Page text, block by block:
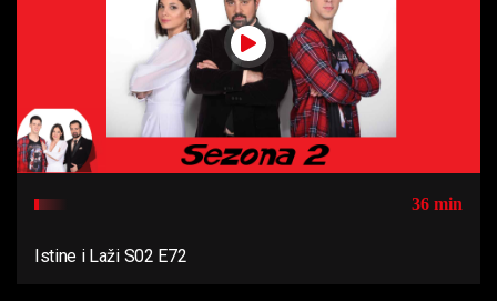
36 min
Istine i Laži S02 E72